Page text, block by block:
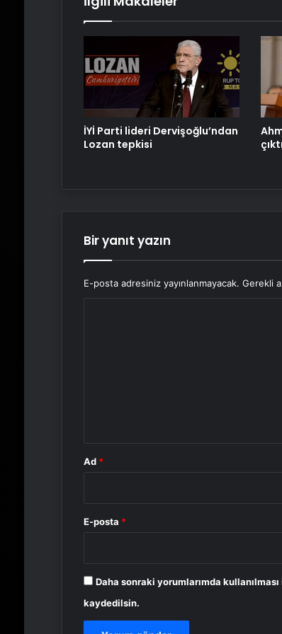
İYİ Parti lideri Dervişoğlu’ndan
Lozan tepkisi
çıktı
Bir yanıt yazın
E-posta adresiniz yayınlanmayacak. Gerekli
Ad *
E-posta *
Daha sonraki yorumlarımda
kaydedilsin.